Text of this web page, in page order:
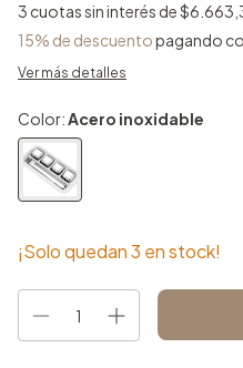
3 cuotas sin interés de
15% de descuentopagando
Ver más detalles
Color:Acero inoxidable
¡Solo quedan3 en stock!